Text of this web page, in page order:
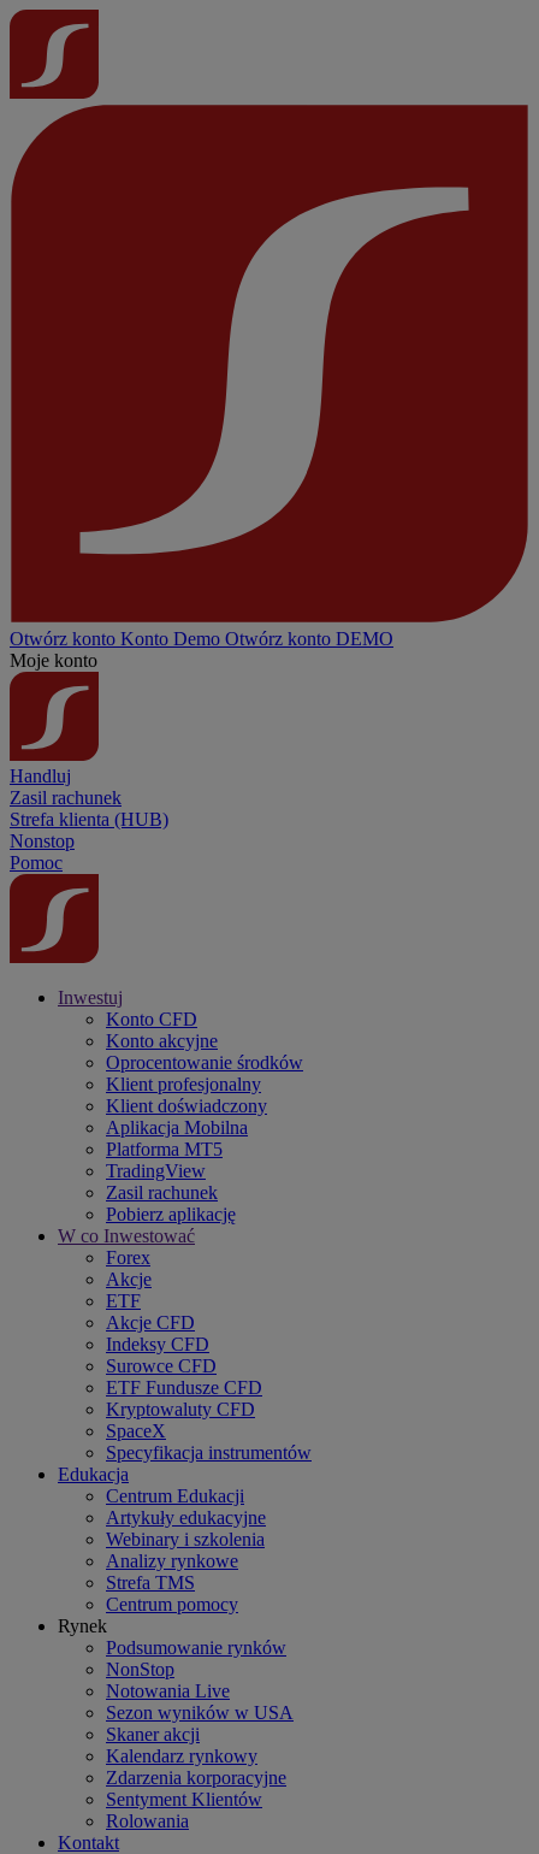
Otwórz konto Konto Demo Otwórz konto DEMO
Moje konto
Handluj
Zasil rachunek
Strefa klienta (HUB)
Nonstop
Pomoc
Inwestuj
Konto CFD
Konto akcyjne
Oprocentowanie środków
Klient profesjonalny
Klient doświadczony
Aplikacja Mobilna
Platforma MT5
TradingView
Zasil rachunek
Pobierz aplikację
W co Inwestować
Forex
Akcje
ETF
Akcje CFD
Indeksy CFD
Surowce CFD
ETF Fundusze CFD
Kryptowaluty CFD
SpaceX
Specyfikacja instrumentów
Edukacja
Centrum Edukacji
Artykuły edukacyjne
Webinary i szkolenia
Analizy rynkowe
Strefa TMS
Centrum pomocy
Rynek
Podsumowanie rynków
NonStop
Notowania Live
Sezon wyników w USA
Skaner akcji
Kalendarz rynkowy
Zdarzenia korporacyjne
Sentyment Klientów
Rolowania
Kontakt